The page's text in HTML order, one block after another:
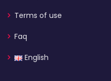
Terms of use
Faq
English